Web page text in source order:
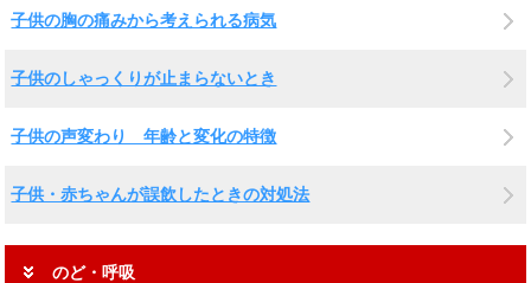
子供の胸の痛みから考えられる病気
子供のしゃっくりが止まらないとき
子供の声変わり 年齢と変化の特徴
子供・赤ちゃんが誤飲したときの対処法
のど・呼吸